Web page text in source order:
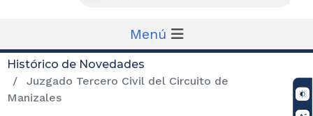
Menú
Histórico de Novedades
Juzgado Tercero Civil del Circuito de
Manizales